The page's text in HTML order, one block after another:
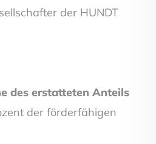
der HUNDT
des erstatteten Anteils
förderfähigen